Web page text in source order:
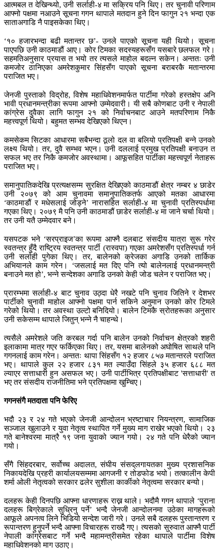
आत्मबल त देखिन्थ्यो, उनी सर्लाही-४ मा सक्रिय पनि थिए। तर चुनावी परिणाम
आफ्नो पक्षमा नआउने सूचना गगन थापाले मतदान हुने दिन फागुन २१ भन्दा एक
साताअगाडि नै पाइसकेका थिए।
‘१० हजारभन्दा बढी मतान्तर छ’- उनले पाएको सूचना यही थियो। सूचना
पाएपछि उनी काठमाडौं आए। कोर टिमका सदस्यहरूसँग यसबारे छलफल गरे।
सहमतिअनुसार प्रयास त भयो तर त्यसले माहोल बदल्न सकेन। अन्ततः उनी
कमजोर ठानिएका अमरेशकुमार सिंहसँग पाएको सूचना बराबरकै मतान्तरमा
पराजित भए।
जेनजी पुस्ताको विद्रोह, विशेष महाधिवेशनमार्फत पार्टीमा गरेको हस्तक्षेप अनि
भावी प्रधानमन्त्रीका रूपमा आफ्नो उम्मेदवारी। यी सबै कोणबाट उनी र नेपाली
कांग्रेस दुवैका लागि फागुन २१ को निर्वाचनबाट आउने मतपरिणाम निकै
महत्त्वपूर्ण थियो। बहुमत सम्भव देखिएको थिएन।
कमसेकम सिटका आधारमा सबैभन्दा ठूलो दल वा बलियो प्रतिपक्षी बन्ने उनको
लक्ष्य थियो। तर, दुवै सम्भव भएन। उनी दललाई प्रमुख प्रतिपक्षी बनाउन त
सफल भए तर निकै कमजोर अवस्थामा। आफूसहित पार्टीका महत्त्वपूर्ण नेताहरू
पराजित भए।
समानुपातिकदेखि प्रत्यक्षसम्म सुरक्षित देखिएको काठमाडौं क्षेत्र नम्बर ४ छाडेर
उनी २०७९ को आम चुनावमा समानुपातिकतर्फ आएको मतका आधारमा
‘काठमाडौं र मधेसलाई जोड्ने’ नारासहित सर्लाही-४ मा चुनावी प्रतिस्पर्धामा
गएका थिए। २०७९ मै पनि उनी काठमाडौं छाडेर सर्लाही-४ मा जाने चर्चा थियो।
तर उनी यतै उम्मेदवार बने।
यसपटक भने ‘सरप्राइज’का रूपमा आफ्नै दलबाट संसदीय यात्रा सुरू गरेर
स्वतन्त्र हुँदै राष्ट्रिय स्वतन्त्र पार्टी (रास्वपा) गएका अमरेशसँग प्रतिस्पर्धा गर्न
उनी सर्लाही पुगेका थिए। तर, बालेनको क्रेजका अगाडि उनको तार्किक
अभियानले काम गरेन। ‘जसलाई मत दिए पनि त्यो बालेनलाई प्रधानमन्त्री
बनाउने मत हो’, भन्ने सन्देशका अगाडि उनको केही जोड चलेन र पराजित भए।
प्रारम्भमा सर्लाही-४ बाट चुनाव उठ्दा धेरै नखटे पनि चुनाव जितिने र देशभर
पार्टीको चुनावी माहोल आफ्नो पक्षमा पार्न सकिने अनुमान उनको कोर टिमले
गरेको थियो। तर अवस्था उल्टो बनिदियो। बालेन टिमकै स्रोतहरूका अनुसार
उनी सकेसम्म थापाले जितुन् भन्ने नै चाहन्थे।
त्यसैले अमरेशले जति करबल गर्दा पनि बालेन उनको निर्वाचन क्षेत्रको शहरी
इलाकामा मात्र गएर फर्किएका थिए। तर, यसमा बालेनको अघोषित साथले पनि
गगनलाई काम गरेन। अन्ततः थापा सिंहसँग १२ हजार ८५७ मतान्तरले पराजित
भए। थापाले कुल २२ हजार ८३१ मत ल्याउँदा सिंहले ३५ हजार ६८८ मत
ल्याएर सत्ताधारी हुन असफल भए। उनी पार्टीभित्र प्रतिपक्षीबाट 'सत्ताधारी' त
भए तर संसदीय राजनीतिमा भने प्रतिपक्षमा खुम्चिए।
गगनसंगै मतदाता पनि फेरिए
भदौ २३ र २४ गते भएको जेनजी आन्दोलन भ्रष्टाचार नियन्त्रण, सामाजिक
सञ्जाल खुलाउने र युवा नेतृत्व स्थापित गर्ने मुख्य माग राखेर भएको थियो। २३
गते बानेश्वरमा मात्रै १९ जना युवाको ज्यान गयो। २४ गते पनि धेरैको ज्यान
गयो।
सँगै सिंहदरबार, सर्वोच्च अदालत, संघीय संसद्‌लगायतका मुख्य प्रशासनिक
निकायदेखि प्रहरी कार्यालयसम्ममा आगजनी र तोडफोड भयो। तत्कालीन केपी
शर्मा ओली नेतृत्वको सरकार ढलेर सुशीला कार्कीको नेतृत्वमा सरकार बन्यो।
दलहरू केही दिनपछि आफ्ना धारणाहरू राख्न थाले। भदौमै गगन थापाले ‘पुराना
दलहरू बिग्रेकाले सुध्रिनु पर्ने’ भन्दै जेनजी आन्दोलनमा उठेका मागहरूको
आफूले अपनत्व लिने भिडियो सन्देश जारी गरे। उनले सबै दलहरू पुस्तान्तरण र
रूपान्तरण हुनुपर्ने भन्दै आफ्ना विचारहरू राख्दै गए। त्यसको सुरुवात आफ्नै पार्टी
नेपाली कांग्रेसबाट गर्ने भन्दै महामन्त्रीसमेत रहेका थापाले पार्टीमा विशेष
महाधिवेशनको माग उठाए।